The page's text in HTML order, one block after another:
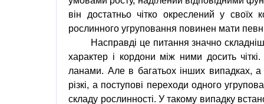
він достатньо чітко окреслений у
рослинного угруповання повинен мати
Насправді це питання значно
характер і кордони між ними досить
ланами. Але в багатьох інших випадках, а
різкі, а поступові переходи одного
складу рослинності. У такому випадку